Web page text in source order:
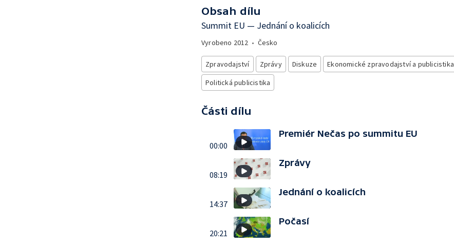
Obsah dílu
Summit EU — Jednání o koalicích
Vyrobeno 2012 • Česko
Zpravodajství Zprávy Diskuze
Ekonomické zpravodajství a publicistika
Politická publicistika
Části dílu
00:00
Premiér Nečas po summitu EU
08:19
Zprávy
14:37
Jednání o koalicích
20:21
Počasí